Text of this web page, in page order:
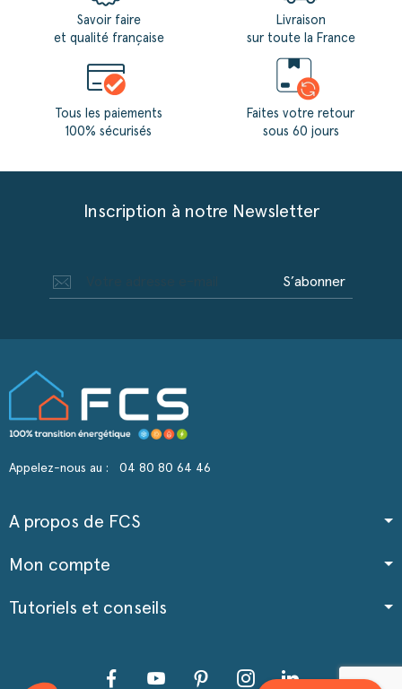
Savoir faire
et qualité française
Tous les paiements
100% sécurisés
Livraison
sur toute la France
Faites votre retour
sous 60 jours
Inscription à notre Newsletter
S’abonner
Appelez-nous au : 04 80 80 64 46
A propos de FCS
Mon compte
Tutoriels et conseils
FacebookYouTube PinterestInstagramLinkedIn